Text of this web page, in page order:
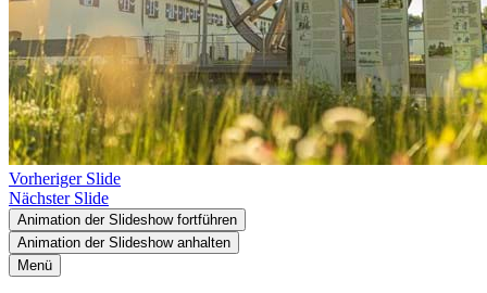
Vorheriger Slide
Nächster Slide
Animation der Slideshow fortführen
Animation der Slideshow anhalten
Menü